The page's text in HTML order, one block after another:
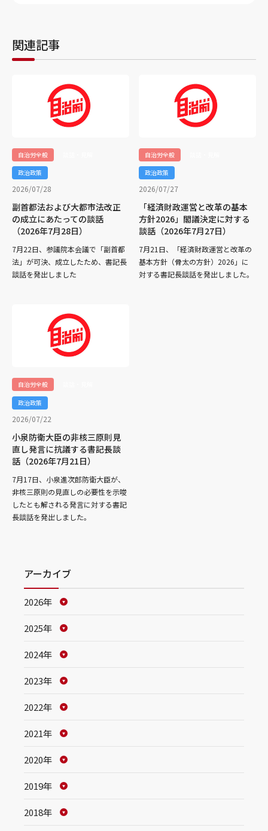
関連記事
自治労全般
政治政策
2026/07/28
副首都法および大都市法改正
の成立にあたっての談話
（2026年7月28日）
7月22日、参議院本会議で「副首都
法」が可決、成立したため、書記長
談話を発出しました
自治労全般
政治政策
2026/07/27
「経済財政運営と改革の基本
方針2026」閣議決定に対する
談話（2026年7月27日）
7月21日、「経済財政運営と改革の
基本方針（骨太の方針）2026」に
対する書記長談話を発出しました。
自治労全般
政治政策
2026/07/22
小泉防衛大臣の非核三原則見
直し発言に抗議する書記長談
話（2026年7月21日）
7月17日、小泉進次郎防衛大臣が、
非核三原則の見直しの必要性を示唆
したとも解される発言に対する書記
長談話を発出しました。
アーカイブ
2026年
2025年
2024年
2023年
2022年
2021年
2020年
2019年
2018年